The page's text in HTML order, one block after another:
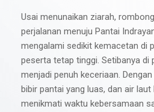
Usai menunaikan ziarah,
perjalanan menuju Pantai
mengalami sedikit kemacetan di
peserta tetap tinggi. Setibanya di
menjadi penuh keceriaan.
bibir pantai yang luas, dan air
menikmati waktu kebersamaan